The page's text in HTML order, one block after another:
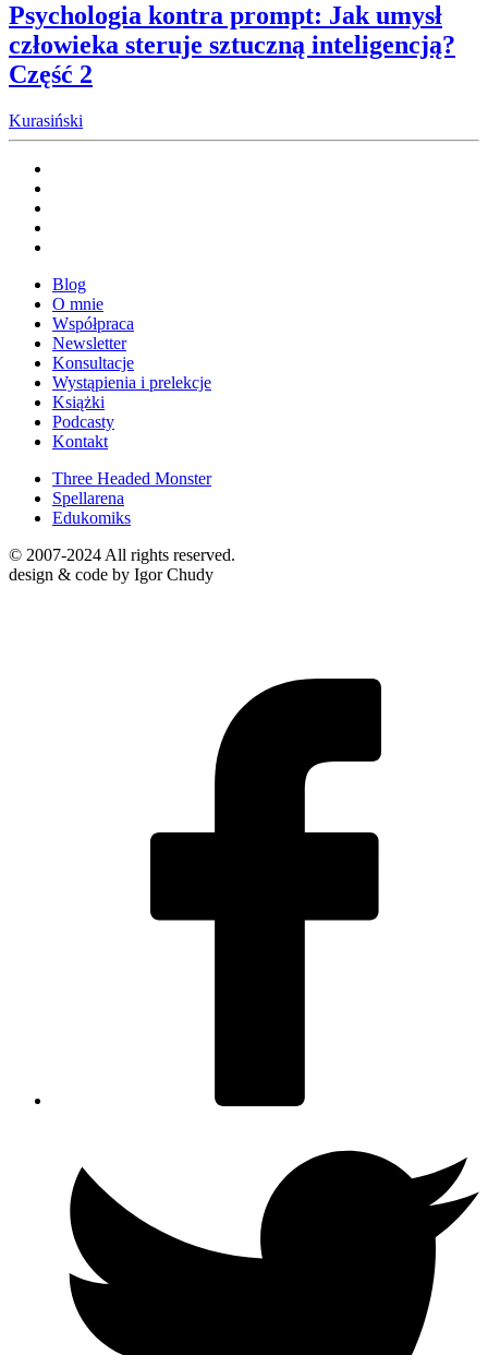
Psychologia kontra prompt: Jak umysł
człowieka steruje sztuczną inteligencją?
Część 2
Kurasiński
Blog
O mnie
Współpraca
Newsletter
Konsultacje
Wystąpienia i prelekcje
Książki
Podcasty
Kontakt
Three Headed Monster
Spellarena
Edukomiks
© 2007-2024 All rights reserved.
design & code by Igor Chudy